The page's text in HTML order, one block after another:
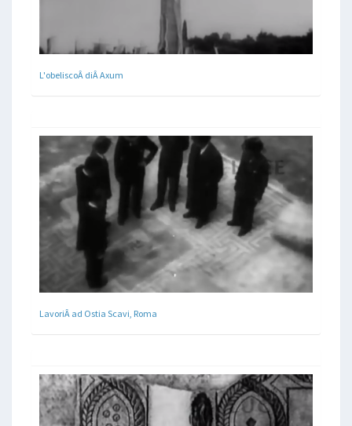
L'obeliscoÂ diÂ Axum
LavoriÂ ad Ostia Scavi, Roma